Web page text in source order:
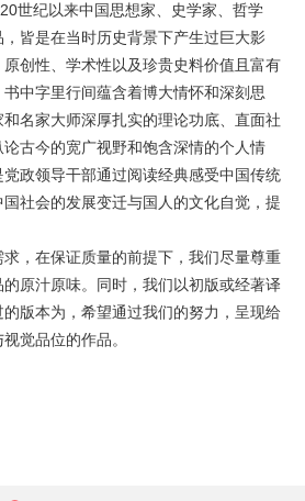
世纪以来中国思想家、史学家、哲学
皆是在当时历史背景下产生过巨大影
创性、学术性以及珍贵史料价值且富有
中字里行间蕴含着博大情怀和深刻思
名家大师深厚扎实的理论功底、直面社
古今的宽广视野和饱含深情的个人情
政领导干部通过阅读经典感受中国传统
社会的发展变迁与国人的文化自觉，提
，在保证质量的前提下，我们尽量尊重
原汁原味。同时，我们以初版或经著译
版本为，希望通过我们的努力，呈现给
觉品位的作品。